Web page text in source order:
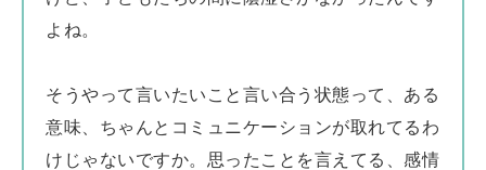
よね。
そうやって言いたいこと言い合う状態って、ある
意味、ちゃんとコミュニケーションが取れてるわ
けじゃないですか。思ったことを言えてる、感情